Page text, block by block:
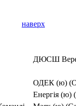
наверх
ДЮСШ
ОДЕК (ю)
Енергія (ю)